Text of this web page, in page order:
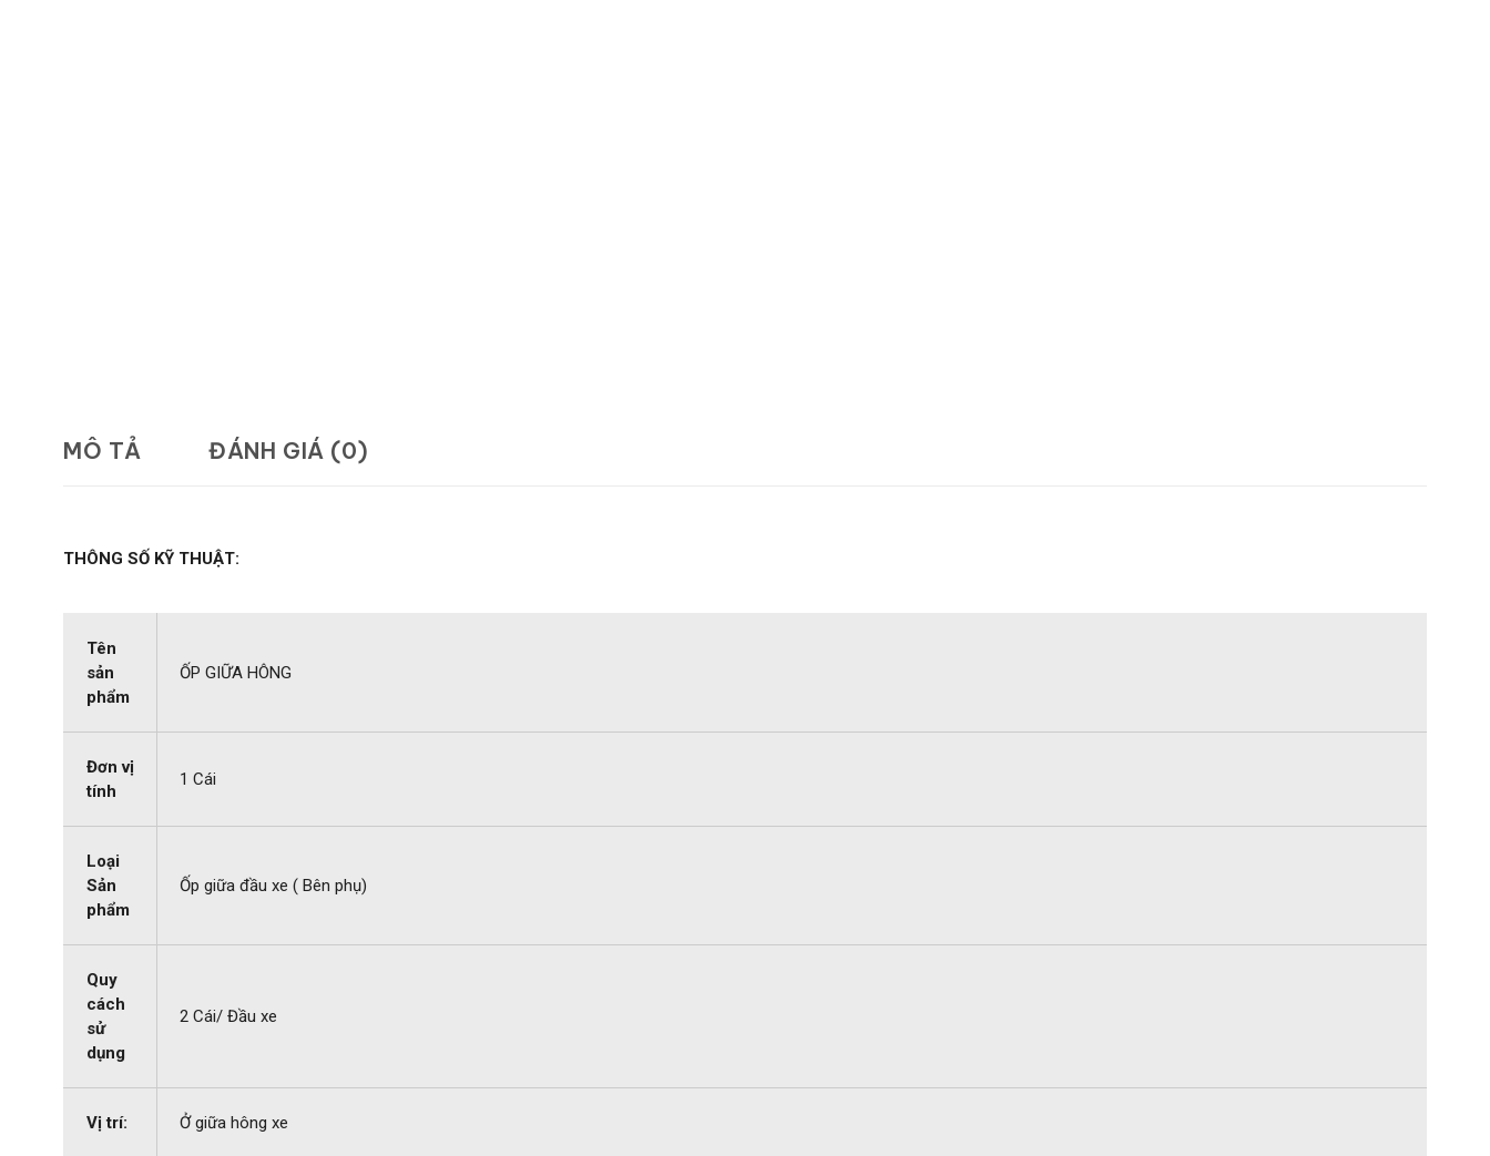
MÔ TẢ ĐÁNH GIÁ (0)
THÔNG SỐ KỸ THUẬT:
Tên
sản
phẩm
ỐP GIỮA HÔNG
Đơn vị
tính
1 Cái
Loại
Sản
phẩm
Ốp giữa đầu xe ( Bên phụ)
Quy
cách
sử
dụng
2 Cái/ Đầu xe
Vị trí: Ở giữa hông xe